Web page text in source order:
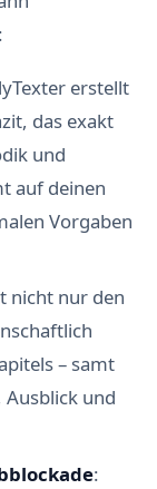
erstellt
das exakt
und
auf deinen
Vorgaben
nicht nur den
– samt
Ausblick und
: